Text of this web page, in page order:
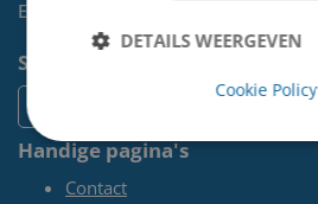
E-mail:
Socials
Handige pagina's
Contact
DETAILS WEERGEVEN
Cookie Policy